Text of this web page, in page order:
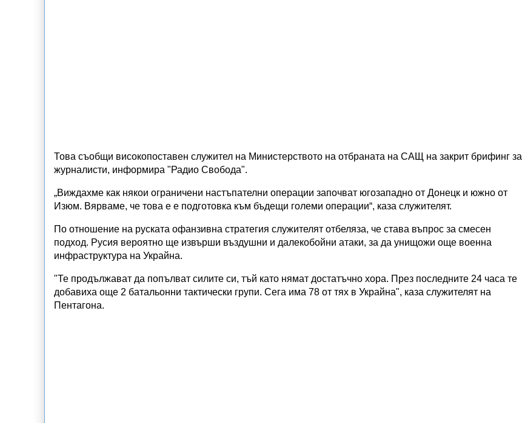
Това съобщи високопоставен служител на Министерството на отбраната на САЩ на закрит брифинг за
журналисти, информира "Радио Свобода".
„Виждахме как някои ограничени настъпателни операции започват югозападно от Донецк и южно от
Изюм. Вярваме, че това е е подготовка към бъдещи големи операции“, каза служителят.
По отношение на руската офанзивна стратегия служителят отбеляза, че става въпрос за смесен
подход. Русия вероятно ще извърши въздушни и далекобойни атаки, за да унищожи още военна
инфраструктура на Украйна.
"Те продължават да попълват силите си, тъй като нямат достатъчно хора. През последните 24 часа те
добавиха още 2 батальонни тактически групи. Сега има 78 от тях в Украйна", каза служителят на
Пентагона.